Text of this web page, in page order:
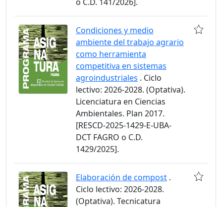
Condiciones y medio
ambiente del trabajo agrario
como herramienta
competitiva en sistemas
agroindustriales . Ciclo
lectivo: 2026-2028. (Optativa).
Licenciatura en Ciencias
Ambientales. Plan 2017.
[RESCD-2025-1429-E-UBA-
DCT FAGRO o C.D.
1429/2025].
Elaboración de compost .
Ciclo lectivo: 2026-2028.
(Optativa). Tecnicatura